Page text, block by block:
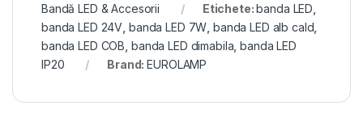
Bandă LED & Accesorii
Etichete:banda LED
banda LED 24V banda LED 7W banda LED alb cald
banda LED COB banda LED dimabila ,banda LED
IP20
Brand:EUROLAMP